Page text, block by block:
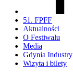
51. FPFF
Aktualności
O Festiwalu
Media
Gdynia Industry
Wizyta i bilety